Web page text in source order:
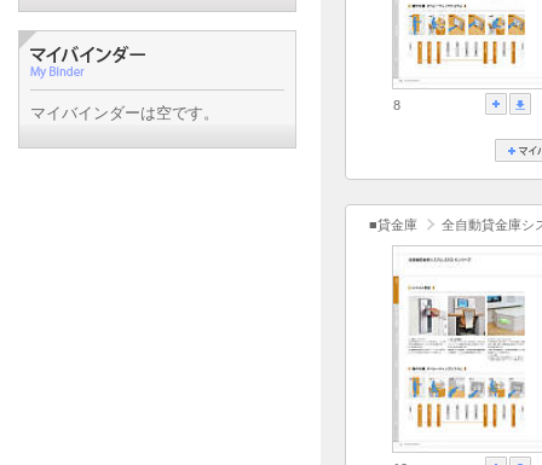
8
■貸金庫 全自動貸金庫
マイバインダーは空です。